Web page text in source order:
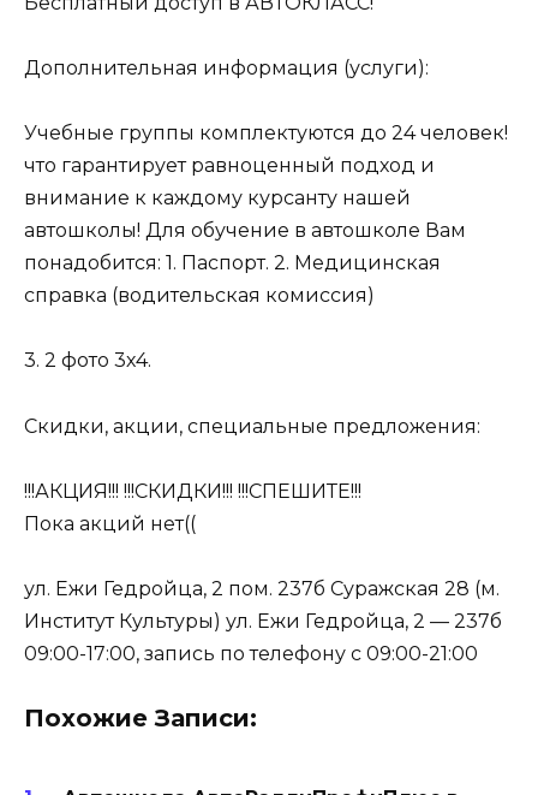
Дополнительная информация (услуги):
Учебные группы комплектуются до 24 человек!
что гарантирует равноценный подход и
внимание к каждому курсанту нашей
автошколы! Для обучение в автошколе Вам
понадобится: 1. Паспорт. 2. Медицинская
справка (водительская комиссия)
3. 2 фото 3х4.
Скидки, акции, специальные предложения:
!!!АКЦИЯ!!! !!!СКИДКИ!!! !!!СПЕШИТЕ!!!
Пока акций нет((
ул. Ежи Гедройца, 2 пом. 237б Суражская 28 (м.
Институт Культуры) ул. Ежи Гедройца, 2 — 237б
09:00-17:00, запись по телефону с 09:00-21:00
Похожие Записи: